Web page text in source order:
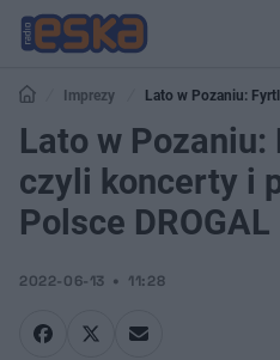
Imprezy
Lato w Pozaniu:
Polsce DROGAL
Lato w Pozaniu:
czyli koncerty i
Polsce DROGAL
2022-06-13 11:28